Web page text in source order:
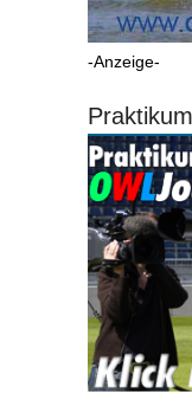
-Anzeige-